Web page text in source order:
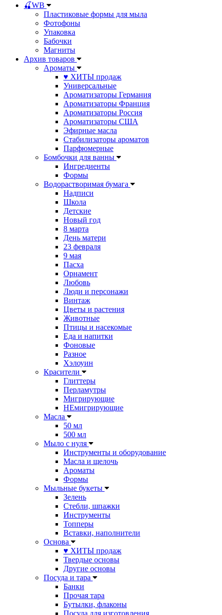
🍒WB
Пластиковые формы для мыла
Фотофоны
Упаковка
Бабочки
Магниты
Архив товаров
Ароматы
♥ ХИТЫ продаж
Универсальные
Ароматизаторы Германия
Ароматизаторы Франция
Ароматизаторы Россия
Ароматизаторы США
Эфирные масла
Стабилизаторы ароматов
Парфюмерные
Бомбочки для ванны
Ингредиенты
Формы
Водорастворимая бумага
Надписи
Школа
Детские
Новый год
8 марта
День матери
23 февраля
9 мая
Пасха
Орнамент
Любовь
Люди и персонажи
Винтаж
Цветы и растения
Животные
Птицы и насекомые
Еда и напитки
Фоновые
Разное
Хэлоуин
Красители
Глиттеры
Перламутры
Мигрирующие
НЕмигрирующие
Масла
50 мл
500 мл
Мыло с нуля
Инструменты и оборудование
Масла и щелочь
Ароматы
Формы
Мыльные букеты
Зелень
Стебли, шпажки
Инструменты
Топперы
Вставки, наполнители
Основа
♥ ХИТЫ продаж
Твердые основы
Другие основы
Посуда и тара
Банки
Прочая тара
Бутылки, флаконы
Посуда для изготовления